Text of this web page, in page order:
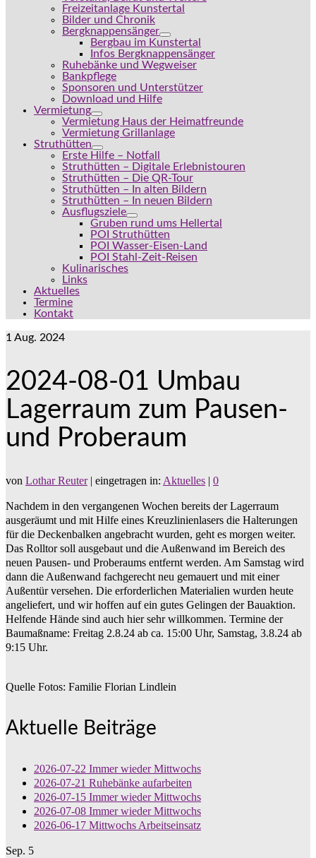
Freizeitanlage Kunstertal
Bilder und Chronik
Bergknappensänger
Bergbau im Kunstertal
Infos Bergknappensänger
Ruhebänke und Wegweiser
Bankpflege
Sponsoren und Unterstützer
Download und Hilfe
Vermietung
Vermietung Haus der Heimatfreunde
Vermietung Grillanlage
Struthütten
Erste Hilfe – Notfall
Struthütten – Digitale Erlebnistouren
Struthütten – Die QR-Tour
Struthütten – In alten Bildern
Struthütten – In neuen Bildern
Ausflugsziele
Gruben rund ums Hellertal
POI Struthütten
POI Wasser-Eisen-Land
POI Stahl-Zeit-Reisen
Kulinarisches
Links
Aktuelles
Termine
Kontakt
1 Aug. 2024
2024-08-01 Umbau
Lagerraum zum Pausen-
und Proberaum
von Lothar Reuter | eingetragen in: Aktuelles | 0
Nachdem in den vergangenen Wochen bereits der Lagerraum
ausgeräumt und mit Hilfe eines Kreuzlinienlasers die Halterungen
für die Deckenbalken angebracht wurden, geht es morgen weiter.
Das Rolltor soll ausgebaut und die Außenwand im Bereich des
neuen Pausen- und Proberaums entfernt werden. Am Samstag wird
dann die Außenwand fachgerecht neu gemauert und mit einer
Außentür versehen. Die erforderlichen Materialien wurden heute
angeliefert, und wir hoffen auf ein gutes Gelingen der Bauaktion.
Helfende Hände sind auch hier sehr willkommen. Termine der
Baumaßname: Freitag 2.8.24 ab ca. 15:00 Uhr, Samstag, 3.8.24 ab
9:15 Uhr.
Quelle Fotos: Familie Florian Lindlein
Aktuelle Beiträge
2026-07-22 Immer wieder Mittwochs
2026-07-21 Ruhebänke aufarbeiten
2026-07-15 Immer wieder Mittwochs
2026-07-08 Immer wieder Mittwochs
2026-06-17 Mittwochs Arbeitseinsatz
Sep. 5